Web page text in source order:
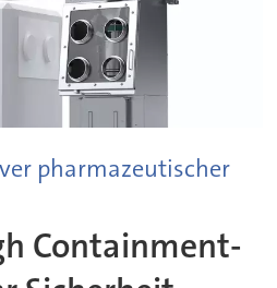
pharmazeutischer
Containment-